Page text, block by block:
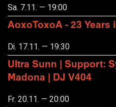
Sa. 7.11. — 19:00
AoxoToxoA - 23 Years
Di. 17.11. — 19:30
Ultra Sunn | Support:
Madona | DJ V404
Fr. 20.11. — 20:00